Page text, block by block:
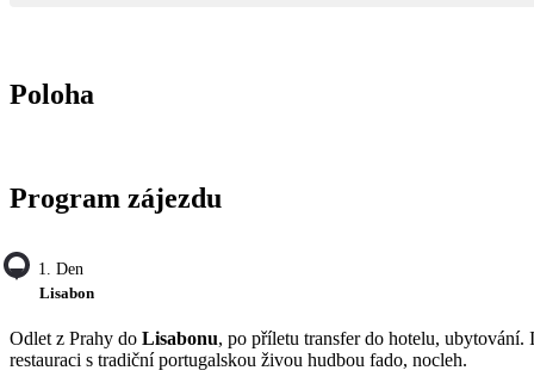
Poloha
Program zájezdu
1. Den
Lisabon
Odlet z Prahy do Lisabonu, po příletu transfer do hotelu, ubytování.
restauraci s tradiční portugalskou živou hudbou fado, nocleh.